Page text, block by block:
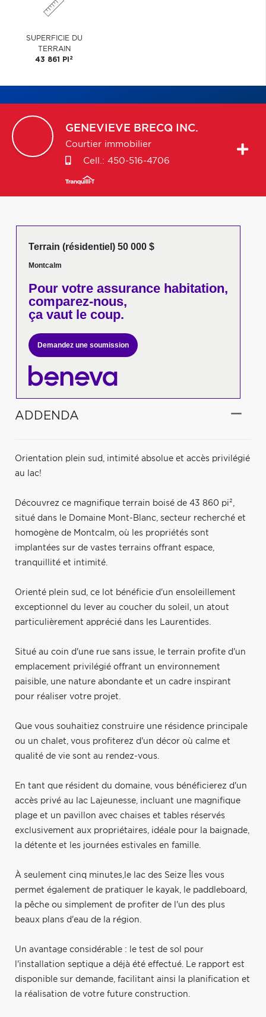
SUPERFICIE DU
TERRAIN
43 861 PI 2
GENEVIEVE BRECQ INC.
Courtier immobilier
Cell.: 450-516-4706
Terrain (résidentiel) 50 000 $
Montcalm
Pour votreassurance habitation,
comparez-nous,
ça vaut le coup.
Demandez une soumission
ADDENDA
Orientation plein sud, intimité absolue et accès privilégié
au lac!
Découvrez ce magnifique terrain boisé de 43 860 pi²,
situé dans le Domaine Mont-Blanc, secteur recherché et
homogène de Montcalm, où les propriétés sont
implantées sur de vastes terrains offrant espace,
tranquillité et intimité.
Orienté plein sud, ce lot bénéficie d'un ensoleillement
exceptionnel du lever au coucher du soleil, un atout
particulièrement apprécié dans les Laurentides.
Situé au coin d'une rue sans issue, le terrain profite d'un
emplacement privilégié offrant un environnement
paisible, une nature abondante et un cadre inspirant
pour réaliser votre projet.
Que vous souhaitiez construire une résidence principale
ou un chalet, vous profiterez d'un décor où calme et
qualité de vie sont au rendez-vous.
En tant que résident du domaine, vous bénéficierez d'un
accès privé au lac Lajeunesse, incluant une magnifique
plage et un pavillon avec chaises et tables réservés
exclusivement aux propriétaires, idéale pour la baignade,
la détente et les journées estivales en famille.
À seulement cinq minutes,le lac des Seize Îles vous
permet également de pratiquer le kayak, le paddleboard,
la pêche ou simplement de profiter de l'un des plus
beaux plans d'eau de la région.
Un avantage considérable : le test de sol pour
l'installation septique a déjà été effectué. Le rapport est
disponible sur demande, facilitant ainsi la planification et
la réalisation de votre future construction.